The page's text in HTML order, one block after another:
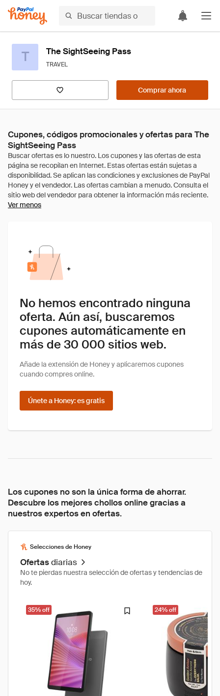
T The SightSeeing Pass
TRAVEL
Comprar ahora
Cupones, códigos promocionales y ofertas para The
SightSeeing Pass
Ver menos
No hemos encontrado ninguna
oferta. Aún así, buscaremos
cupones automáticamente en
más de 30 000 sitios web.
Añade la extensión de Honey y aplicaremos cupones
cuando compres online.
Únete a Honey: es gratis
Los cupones no son la única forma de ahorrar.
Descubre los mejores chollos online gracias a
nuestros expertos en ofertas.
Selecciones de Honey
Ofertasdiarias
No te pierdas nuestra selección de ofertas y tendencias de
hoy.
35% off 24% off